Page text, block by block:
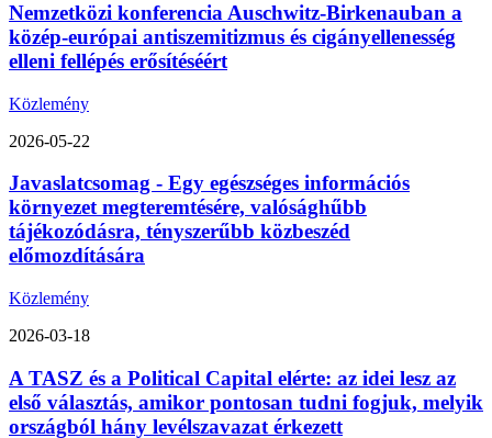
Nemzetközi konferencia Auschwitz-Birkenauban a
közép-európai antiszemitizmus és cigányellenesség
elleni fellépés erősítéséért
Közlemény
2026-05-22
Javaslatcsomag - Egy egészséges információs
környezet megteremtésére, valósághűbb
tájékozódásra, tényszerűbb közbeszéd
előmozdítására
Közlemény
2026-03-18
A TASZ és a Political Capital elérte: az idei lesz az
első választás, amikor pontosan tudni fogjuk, melyik
országból hány levélszavazat érkezett